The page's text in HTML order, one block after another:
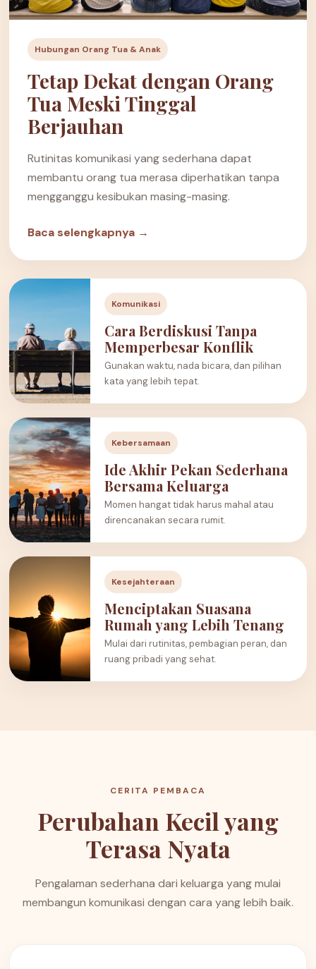
Hubungan Orang Tua & Anak
Tetap Dekat dengan Orang
Tua Meski Tinggal
Berjauhan
Rutinitas komunikasi yang sederhana dapat
membantu orang tua merasa diperhatikan tanpa
mengganggu kesibukan masing-masing.
Baca selengkapnya →
Komunikasi
Cara Berdiskusi Tanpa
Memperbesar Konflik
Gunakan waktu, nada bicara, dan pilihan
kata yang lebih tepat.
Kebersamaan
Ide Akhir Pekan Sederhana
Bersama Keluarga
Momen hangat tidak harus mahal atau
direncanakan secara rumit.
Kesejahteraan
Menciptakan Suasana
Rumah yang Lebih Tenang
Mulai dari rutinitas, pembagian peran, dan
ruang pribadi yang sehat.
CERITA PEMBACA
Perubahan Kecil yang
Terasa Nyata
Pengalaman sederhana dari keluarga yang mulai
membangun komunikasi dengan cara yang lebih baik.